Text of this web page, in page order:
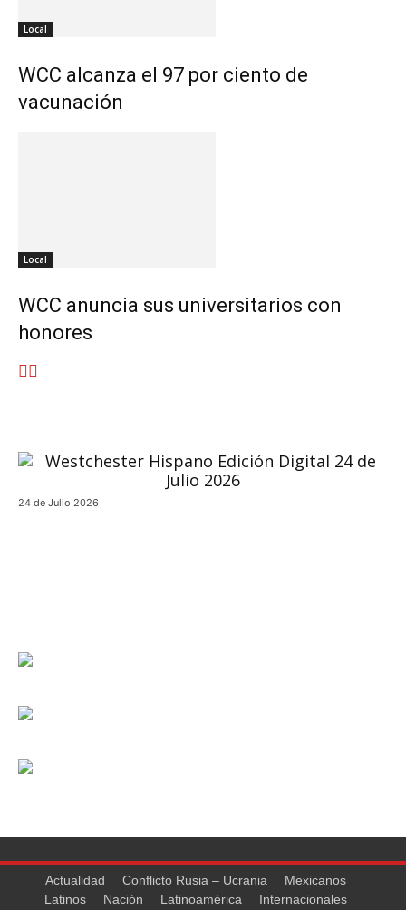
Local
WCC alcanza el 97 por ciento de
vacunación
Local
WCC anuncia sus universitarios con
honores
24 de Julio 2026
Actualidad Conflicto Rusia – Ucrania
Mexicanos
Latinos
Nación Latinoamérica
Internacionales